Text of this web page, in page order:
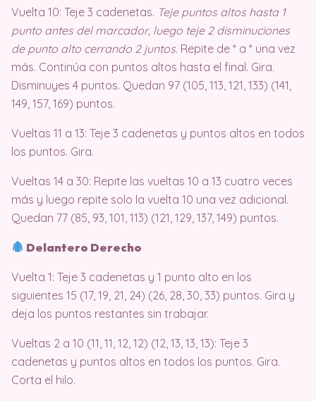
Vuelta 10: Teje 3 cadenetas. Teje puntos altos hasta 1
punto antes del marcador, luego teje 2 disminuciones
de punto alto cerrando 2 juntos. Repite de * a * una vez
más. Continúa con puntos altos hasta el final. Gira.
Disminuyes 4 puntos. Quedan 97 (105, 113, 121, 133) (141,
149, 157, 169) puntos.
Vueltas 11 a 13: Teje 3 cadenetas y puntos altos en todos
los puntos. Gira.
Vueltas 14 a 30: Repite las vueltas 10 a 13 cuatro veces
más y luego repite solo la vuelta 10 una vez adicional.
Quedan 77 (85, 93, 101, 113) (121, 129, 137, 149) puntos.
Delantero Derecho
Vuelta 1: Teje 3 cadenetas y 1 punto alto en los
siguientes 15 (17, 19, 21, 24) (26, 28, 30, 33) puntos. Gira y
deja los puntos restantes sin trabajar.
Vueltas 2 a 10 (11, 11, 12, 12) (12, 13, 13, 13): Teje 3
cadenetas y puntos altos en todos los puntos. Gira.
Corta el hilo.